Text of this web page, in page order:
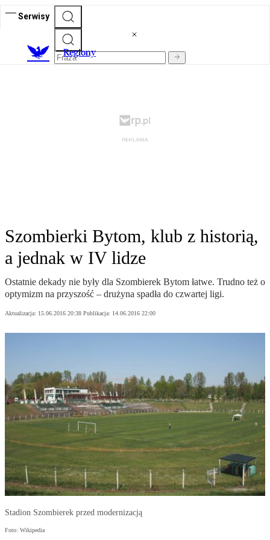
Serwisy
Regiony
Szombierki Bytom, klub z historią,
a jednak w IV lidze
Ostatnie dekady nie były dla Szombierek Bytom łatwe. Trudno też o
optymizm na przyszość – drużyna spadła do czwartej ligi.
Aktualizacja: 15.06.2016 20:38 Publikacja: 14.06.2016 22:00
Stadion Szombierek przed modernizacją
Foto: Wikipedia